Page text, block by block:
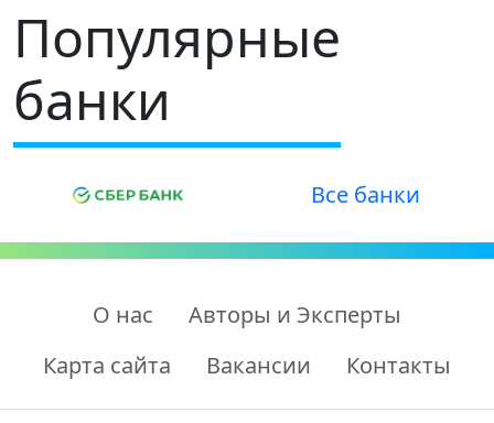
Популярные
банки
Все банки
О нас
Авторы и Эксперты
Карта сайта
Вакансии Контакты